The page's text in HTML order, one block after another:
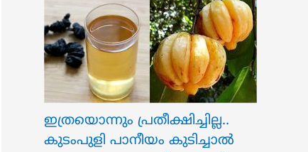
ഇത്രയൊന്നും പ്രതീക്ഷിച്ചില്ല..
ക‍ു‌ടംപുളി പാനീയം കുടിച്ചാൽ